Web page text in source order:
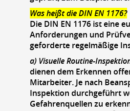
Was heißt die DIN EN 1176?
Die DIN EN 1176 ist eine
Anforderungen und
geforderte regelmäßige
a) Visuelle Routine-
dienen dem Erkennen
Mitarbeiter. Je nach
Inspektion durchgeführt
Gefahrenquellen zu